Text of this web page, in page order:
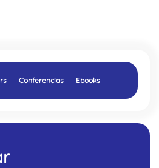
Conferencias Ebooks